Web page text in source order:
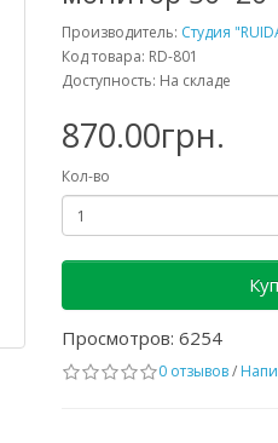
Производитель: Студия
Код товара: RD-801
Доступность: На складе
870.00грн.
Кол-во
Просмотров: 6254
0 отзывов/